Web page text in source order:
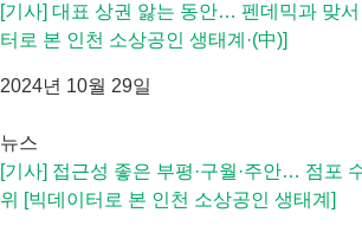
[기사] 대표 상권 앓는 동안… 펜데믹과 맞서
터로 본 인천 소상공인 생태계·(中)]
2024년 10월 29일
뉴스
[기사] 접근성 좋은 부평·구월·주안… 점포
위 [빅데이터로 본 인천 소상공인 생태계]